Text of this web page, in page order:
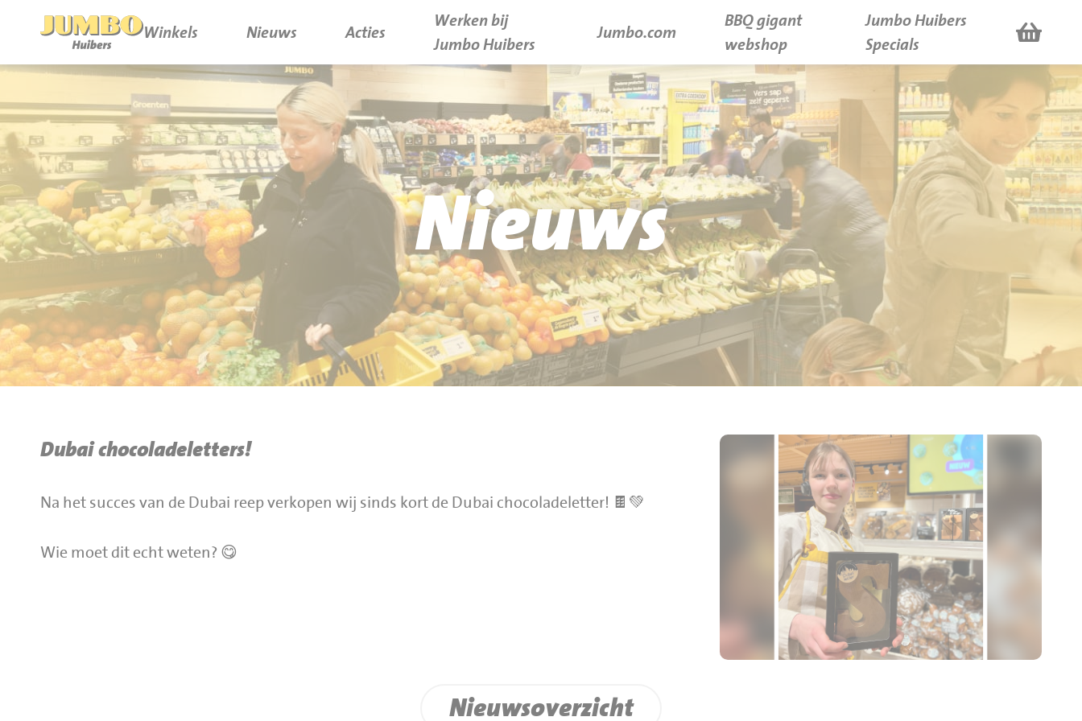
Winkels Nieuws Acties
Werken bij
Jumbo Huibers
Jumbo.com
BBQ gigant
webshop
Jumbo Huibers
Specials
P.W.A. Park
Bruïneplein
Petenbos
Nieuws
Acties
Werken bij Jumbo Huibers
Vacatures en Solliciteren
Werken en leren
Jumbo.com
BBQ gigant webshop
Nieuws
Dubai chocoladeletters!
Na het succes van de Dubai reep verkopen wij sinds kort de Dubai chocoladeletter! 🍫💚
Wie moet dit echt weten? 😋
Nieuwsoverzicht